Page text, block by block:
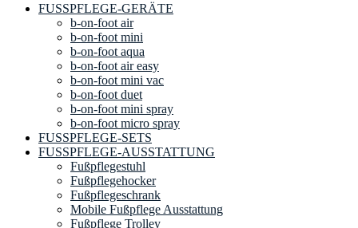
FUSSPFLEGE-GERÄTE
b-on-foot air
b-on-foot mini
b-on-foot aqua
b-on-foot air easy
b-on-foot mini vac
b-on-foot duet
b-on-foot mini spray
b-on-foot micro spray
FUSSPFLEGE-SETS
FUSSPFLEGE-AUSSTATTUNG
Fußpflegestuhl
Fußpflegehocker
Fußpflegeschrank
Mobile Fußpflege Ausstattung
Fußpflege Trolley